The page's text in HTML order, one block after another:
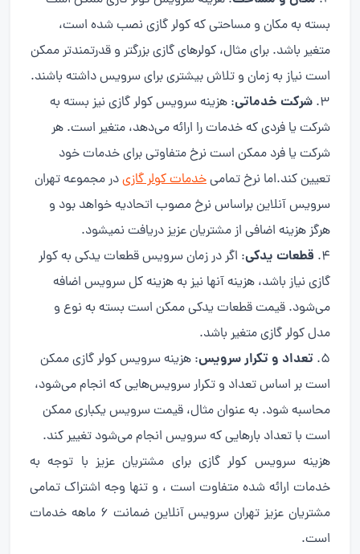
بسته به مکان و مساحتی که کولر گازی نصب شده است،
متغیر باشد. برای مثال، کولرهای گازی بزرگتر و قدرتمندتر ممکن
است نیاز به زمان و تلاش بیشتری برای سرویس داشته باشند.
شرکت خدماتی: هزینه سرویس کولر گازی نیز بسته به
شرکت یا فردی که خدمات را ارائه می‌دهد، متغیر است. هر
شرکت یا فرد ممکن است نرخ متفاوتی برای خدمات خود
تعیین کند.اما نرخ تمامیخدمات کولر گازیدر مجموعه تهران
سرویس آنلاین براساس نرخ مصوب اتحادیه خواهد بود و
هرگز هزینه اضافی از مشتریان عزیز دریافت نمیشود.
قطعات یدکی: اگر در زمان سرویس قطعات یدکی به کولر
گازی نیاز باشد، هزینه آنها نیز به هزینه کل سرویس اضافه
می‌شود. قیمت قطعات یدکی ممکن است بسته به نوع و
مدل کولر گازی متغیر باشد.
تعداد و تکرار سرویس: هزینه سرویس کولر گازی ممکن
است بر اساس تعداد و تکرار سرویس‌هایی که انجام می‌شود،
محاسبه شود. به عنوان مثال، قیمت سرویس یکباری ممکن
است با تعداد بارهایی که سرویس انجام می‌شود تغییر کند.
هزینه سرویس کولر گازی برای مشتریان عزیز با توجه به
خدمات ارائه شده متفاوت است ، و تنها وجه اشتراک تمامی
مشتریان عزیز تهران سرویس آنلاین ضمانت ۶ ماهه خدمات
است.